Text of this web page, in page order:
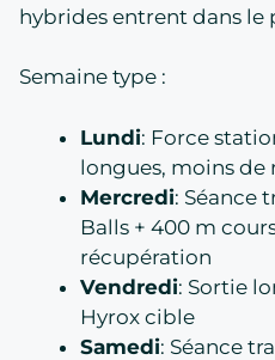
hybrides entrent dans le
Semaine type :
Lundi: Force
longues, moins de
Mercredi: Séance
Balls + 400 m
récupération
Vendredi: Sortie
Hyrox cible
Samedi: Séance